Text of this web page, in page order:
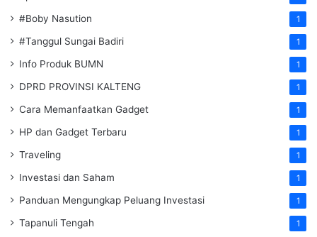
#Boby Nasution 1
#Tanggul Sungai Badiri 1
Info Produk BUMN 1
DPRD PROVINSI KALTENG 1
Cara Memanfaatkan Gadget 1
HP dan Gadget Terbaru 1
Traveling 1
Investasi dan Saham 1
Panduan Mengungkap Peluang Investasi 1
Tapanuli Tengah 1